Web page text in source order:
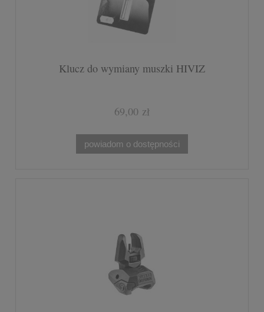
Klucz do wymiany muszki HIVIZ
69,00 zł
powiadom o dostępności